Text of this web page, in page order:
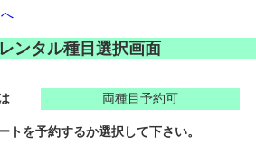
ンタル種目選択画面
両種目予約可
トを予約するか選択して下さい。